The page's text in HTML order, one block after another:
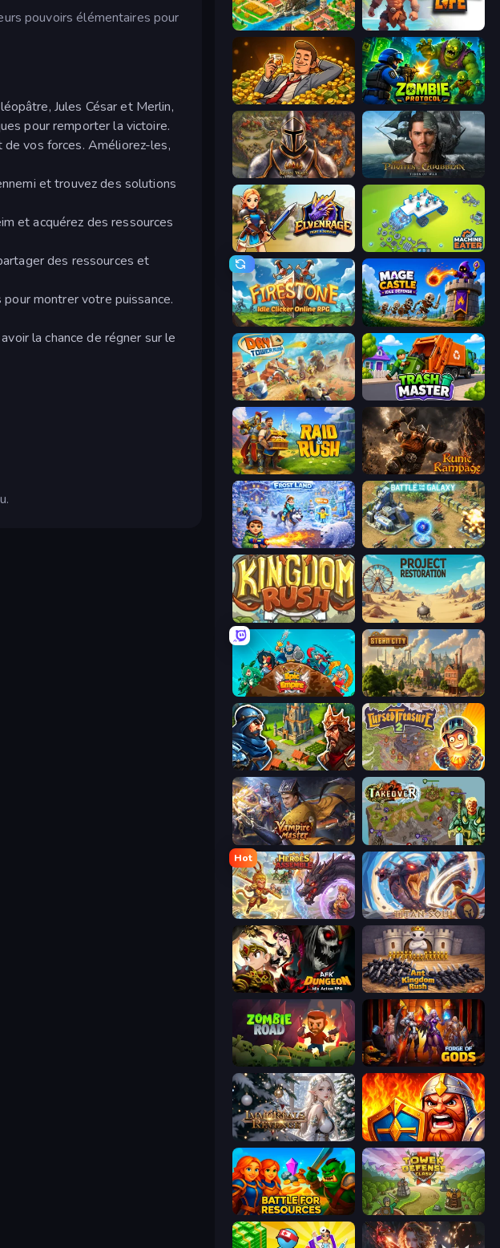
pouvoirs élémentaires pour
Jules César et Merlin,
pour remporter la victoire.
vos forces. Améliorez-les,
et trouvez des solutions
et acquérez des ressources
des ressources et
montrer votre puissance.
la chance de régner sur le
Empire City Caveman Life
Idle Billionaire Tycoon Zombie Protocol
Khan Wars
Elvenrage Machine Eater
Firestone – Idle Clicker Online RPG Mage Castle Idle Defense
Day D Tower Rush Trash Master
Raid & Rush Runic Rampage
Frost Land - Snow Survival Battle for the Galaxy
Kingdom Rush Project Restoration
Epic Empire: Tower Defense Steam City
Your Majesty - Build & Conquer Cursed Treasure 2
Vampire Master Takeover
Hot
Heroes Assemble Titan Soul: Action RPG
AFK Dungeon: Idle Action RPG Ant Kingdom Rush
Zombie Road Forge of Gods
Immortals Revenge WarLink: Crown & Clash
Battle for Resources Tower Defense Clash